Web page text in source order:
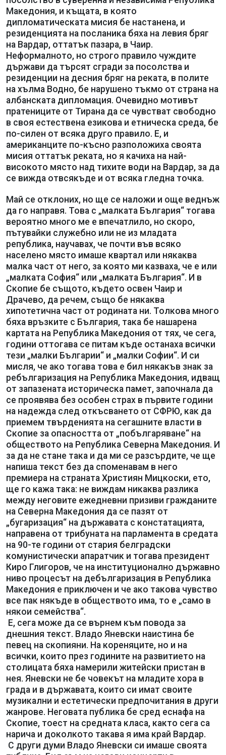
Македония, и къщата, в която
дипломатическата мисия бе настанена, и
резиденцията на посланика бяха на левия бряг
на Вардар, оттатък пазара, в Чаир.
Неформалното, но строго правило чуждите
държави да търсят сгради за посолства и
резиденции на десния бряг на реката, в полите
на хълма Водно, бе нарушено тъкмо от страна на
албанската дипломация. Очевидно мотивът
пратениците от Тирана да се чувстват свободно
в своя естествена езикова и етническа среда, бе
по-силен от всяка друго правило. Е, и
американците по-късно разположиха своята
мисия оттатък реката, но я качиха на най-
високото място над тихите води на Вардар, за да
се вижда отвсякъде и от всяка гледна точка.
Май се отклоних, но ще се наложи и още веднъж
да го направя. Това с „малката България“ тогава
вероятно много ме е впечатлило, но скоро,
пътувайки служебно или не из младата
република, научавах, че почти във всяко
населено място имаше квартал или някаква
малка част от него, за която ми казваха, че е или
„малката София“ или „малката България“. И в
Скопие бе същото, където освен Чаир и
Драчево, да речем, също бе някаква
хипотетична част от родината ни. Толкова много
бяха връзките с България, така бе нашарена
картата на Република Македония от тях, че сега,
години оттогава се питам къде останаха всички
тези „малки Българии“ и „малки Софии“. И си
мисля, че ако тогава това е бил някакъв знак за
ребългаризация на Република Македония, идващ
от запазената историческа памет, започнала да
се проявява без особен страх в първите години
на надежда след откъсването от СФРЮ, как да
приемем твърденията на сегашните власти в
Скопие за опасността от „побългаряване“ на
обществото на Република Северна Македония. И
за да не стане така и да ми се разсърдите, че ще
напиша текст без да споменавам в него
премиера на страната Християн Мицкоски, ето,
ще го кажа така: не виждам никаква разлика
между неговите ежедневни призиви гражданите
на Северна Македония да се пазят от
„бугаризация“ на държавата с констатацията,
направена от трибуната на парламента в средата
на 90-те години от стария белградски
комунистически апаратчик и тогава президент
Киро Глигоров, че на институционално държавно
ниво процесът на дебългаризация в Република
Македония е приключен и че ако такова чувство
все пак някъде в обществото има, то е „само в
някои семейства“.
Е, сега може да се върнем към повода за
днешния текст. Владо Яневски наистина бе
певец на скопияни. На кореняците, но и на
всички, които през годините на развитието на
столицата бяха намерили житейски пристан в
нея. Яневски не бе човекът на младите хора в
града и в държавата, които си имат своите
музикални и естетически предпочитания в други
жанрове. Неговата публика бе сред еснафа на
Скопие, тоест на средната класа, както сега са
нарича и доколкото такава я има край Вардар.
С други думи Владо Яневски си имаше своята